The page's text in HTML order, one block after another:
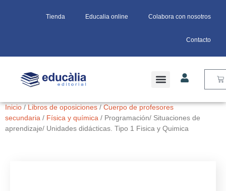
Tienda Educalia online Colabora con nosotros
Contacto
Inicio/Libros de oposiciones/Cuerpo de profesores
secundaria / Física y química / Programación/ Situaciones de
aprendizaje/ Unidades didácticas. Tipo 1 Fisica y Quimica